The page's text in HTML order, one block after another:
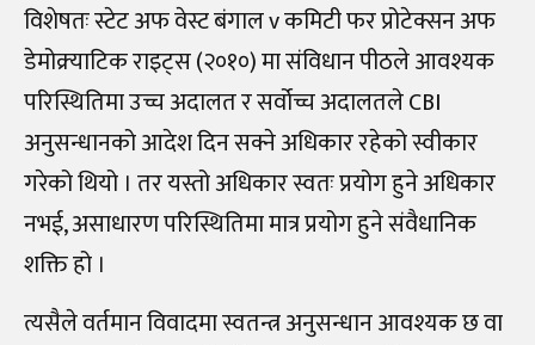
विशेषतः स्टेट अफ वेस्ट बंगाल v कमिटी फर प्रोटेक्सन अफ
डेमोक्र्याटिक राइट्स (२०१०) मा संविधान पीठले आवश्यक
परिस्थितिमा उच्च अदालत र सर्वोच्च अदालतले CBI
अनुसन्धानको आदेश दिन सक्ने अधिकार रहेको स्वीकार
गरेको थियो । तर यस्तो अधिकार स्वतः प्रयोग हुने अधिकार
नभई, असाधारण परिस्थितिमा मात्र प्रयोग हुने संवैधानिक
शक्ति हो ।
त्यसैले वर्तमान विवादमा स्वतन्त्र अनुसन्धान आवश्यक छ वा